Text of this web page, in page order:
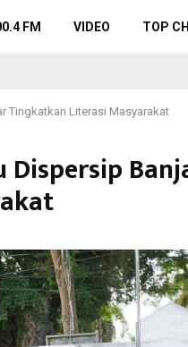
FM VIDEO TOP
Tingkatkan Literasi Masyarakat
Dispersip